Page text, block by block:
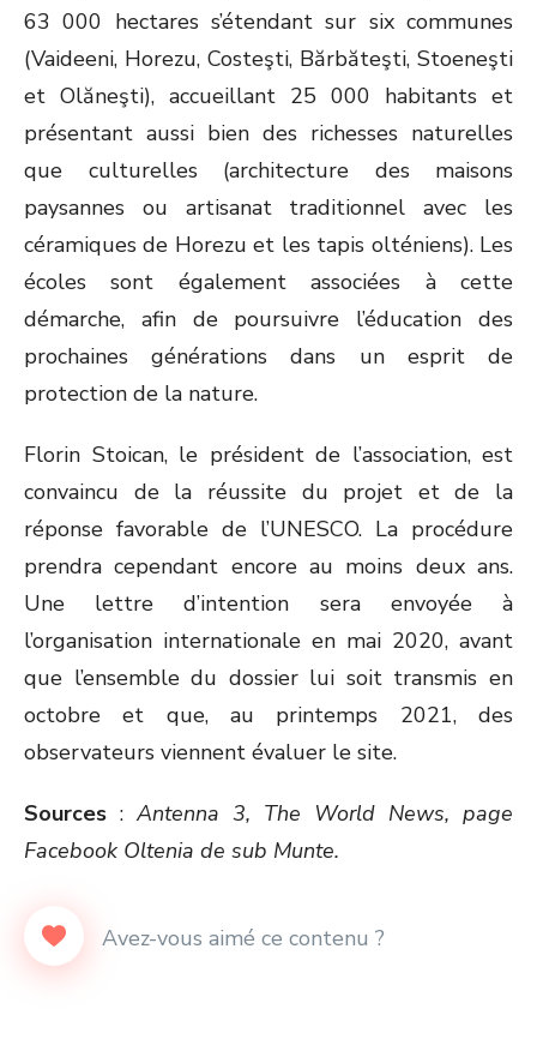
63 000 hectares s’étendant sur six communes
(Vaideeni, Horezu, Costeşti, Bărbăteşti, Stoeneşti
et Olăneşti), accueillant 25 000 habitants et
présentant aussi bien des richesses naturelles
que culturelles (architecture des maisons
paysannes ou artisanat traditionnel avec les
céramiques de Horezu et les tapis olténiens). Les
écoles sont également associées à cette
démarche, afin de poursuivre l’éducation des
prochaines générations dans un esprit de
protection de la nature.
Florin Stoican, le président de l’association, est
convaincu de la réussite du projet et de la
réponse favorable de l’UNESCO. La procédure
prendra cependant encore au moins deux ans.
Une lettre d’intention sera envoyée à
l’organisation internationale en mai 2020, avant
que l’ensemble du dossier lui soit transmis en
octobre et que, au printemps 2021, des
observateurs viennent évaluer le site.
Sources : Antenna 3, The World News, page
Facebook Oltenia de sub Munte.